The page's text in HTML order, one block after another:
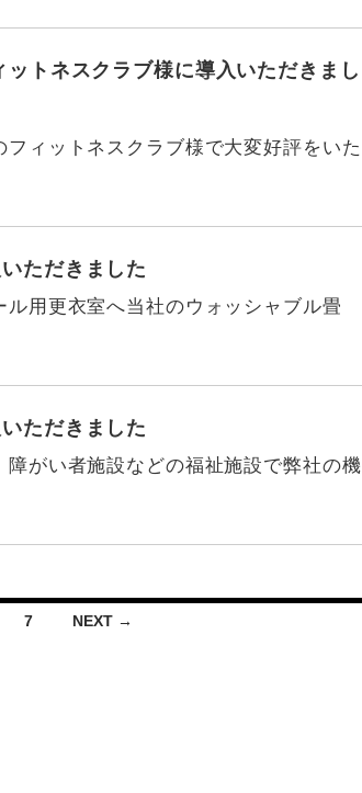
ットネスクラブ様に導入いただきまし
ィットネスクラブ様で大変好評をいた
ただきました
ル用更衣室へ当社のウォッシャブル畳
ただきました
がい者施設などの福祉施設で弊社の機
7 NEXT →